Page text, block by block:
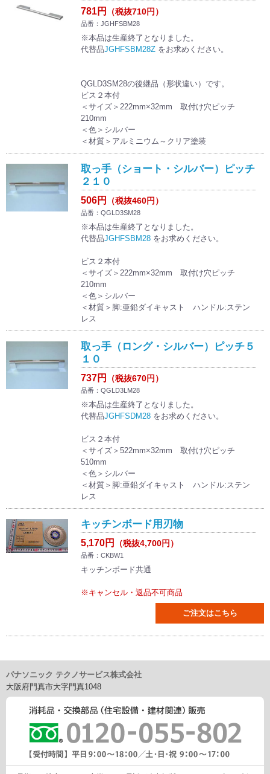
781円 （税抜710円）
品番：JGHFSBM28
※本品は生産終了となりました。
代替品JGHFSBM28Zをお求めください。
QGLD3SM28の後継品（形状違い）です。
ビス２本付
＜サイズ＞222mm×32mm 取付け穴ピッチ
210mm
＜色＞シルバー
＜材質＞アルミニウム～クリア塗装
取っ手（ショート・シルバー）ピッチ
２１０
506円 （税抜460円）
品番：QGLD3SM28
※本品は生産終了となりました。
代替品JGHFSBM28をお求めください。
ビス２本付
＜サイズ＞222mm×32mm 取付け穴ピッチ
210mm
＜色＞シルバー
＜材質＞脚:亜鉛ダイキャスト ハンドル:ステン
レス
取っ手（ロング・シルバー）ピッチ５
１０
737円 （税抜670円）
品番：QGLD3LM28
※本品は生産終了となりました。
代替品JGHFSDM28をお求めください。
ビス２本付
＜サイズ＞522mm×32mm 取付け穴ピッチ
510mm
＜色＞シルバー
＜材質＞脚:亜鉛ダイキャスト ハンドル:ステン
レス
キッチンボード用刃物
5,170円 （税抜4,700円）
品番：CKBW1
キッチンボード共通
※キャンセル・返品不可商品
ご注文はこちら
パナソニック テクノサービス株式会社
大阪府門真市大字門真1048